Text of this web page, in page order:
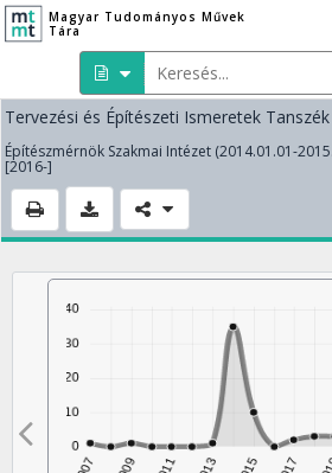
Magyar Tudományos Művek
Tára
Tervezési és Építészeti Ismeretek
Építészmérnök Szakmai Intézet (2014.01.01-
[2016-]